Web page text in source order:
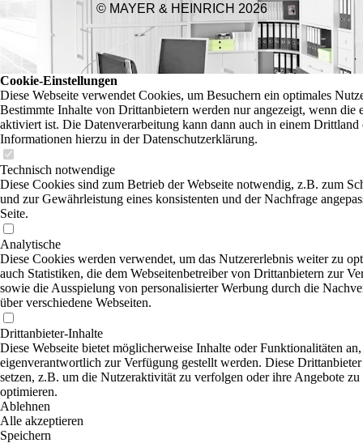
© MAYER & HEINRICH 2026
Cookie-Einstellungen
Diese Webseite verwendet Cookies, um Besuchern ein optimales
Bestimmte Inhalte von Drittanbietern werden nur angezeigt, wenn die
aktiviert ist. Die Datenverarbeitung kann dann auch in einem Drittland
Informationen hierzu in der Datenschutzerklärung.
Technisch notwendige
Diese Cookies sind zum Betrieb der Webseite notwendig, z.B. zum
und zur Gewährleistung eines konsistenten und der Nachfrage
Seite.
Analytische
Diese Cookies werden verwendet, um das Nutzererlebnis weiter zu
auch Statistiken, die dem Webseitenbetreiber von Drittanbietern zur
sowie die Ausspielung von personalisierter Werbung durch die
über verschiedene Webseiten.
Drittanbieter-Inhalte
Diese Webseite bietet möglicherweise Inhalte oder Funktionalitäten
eigenverantwortlich zur Verfügung gestellt werden. Diese
setzen, z.B. um die Nutzeraktivität zu verfolgen oder ihre Angebote zu
optimieren.
Ablehnen
Alle akzeptieren
Speichern